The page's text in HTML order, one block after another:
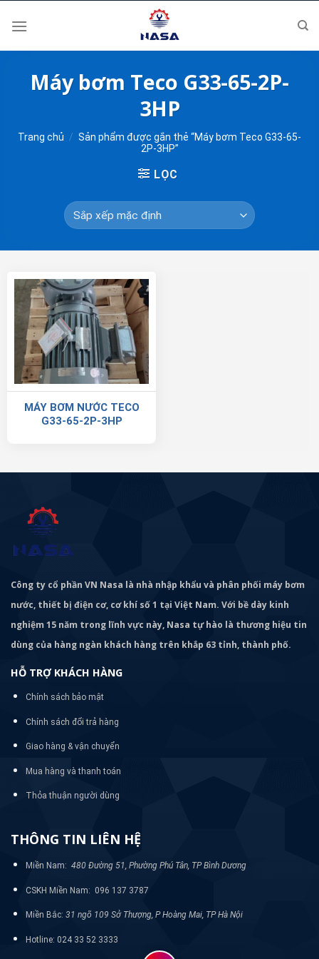
Máy bơm Teco G33-65-2P-
3HP
Trang chủ / Sản phẩm được gắn thẻ “Máy bơm Teco G33-65-
2P-3HP”
LỌC
MÁY BƠM NƯỚC TECO
G33-65-2P-3HP
Công ty cổ phần VN Nasa là nhà nhập khẩu và phân phối máy bơm
nước, thiết bị điện cơ, cơ khí số 1 tại Việt Nam. Với bề dày kinh
nghiệm 15 năm trong lĩnh vực này, Nasa tự hào là thương hiệu tin
dùng của hàng ngàn khách hàng trên khắp 63 tỉnh, thành phố.
HỖ TRỢ KHÁCH HÀNG
Chính sách bảo mật
Chính sách đổi trả hàng
Giao hàng & vận chuyển
Mua hàng và thanh toán
Thỏa thuận người dùng
THÔNG TIN LIÊN HỆ
Miền Nam: 480 Đường 51, Phường Phú Tân, TP Bình Dương
CSKH Miền Nam: 096 137 3787
Miền Bắc: 31 ngõ 109 Sở Thượng, P Hoàng Mai, TP Hà Nội
Hotline: 024 33 52 3333